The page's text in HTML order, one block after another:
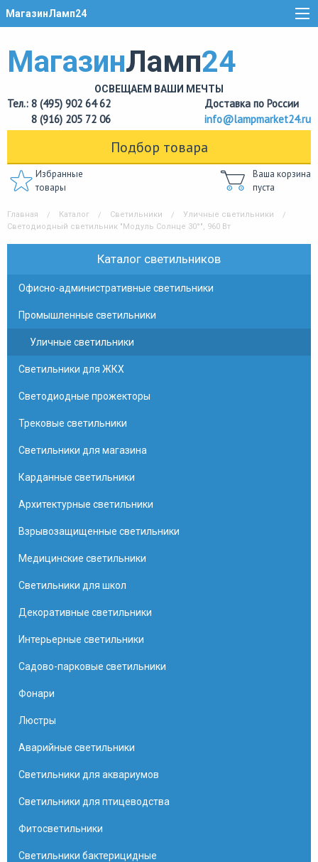
МагазинЛамп24
МагазинЛамп24
ОСВЕЩАЕМ ВАШИ МЕЧТЫ
Тел.: 8 (495) 902 64 62
8 (916) 205 72 06
Доставка по России
info@lampmarket24.ru
Подбор товара
Избранные
товары
Ваша корзина
пуста
Главная Каталог Светильники
Уличные светильники
Светодиодный светильник "Модуль Солнце 30°", 960 Вт
Каталог светильников
Офисно-административные светильники
Промышленные светильники
Уличные светильники
Светильники для ЖКХ
Светодиодные прожекторы
Трековые светильники
Светильники для магазина
Карданные светильники
Архитектурные светильники
Взрывозащищенные светильники
Медицинские светильники
Светильники для школ
Декоративные светильники
Интерьерные светильники
Садово-парковые светильники
Фонари
Люстры
Аварийные светильники
Светильники для аквариумов
Светильники для птицеводства
Фитосветильники
Светильники бактерицидные